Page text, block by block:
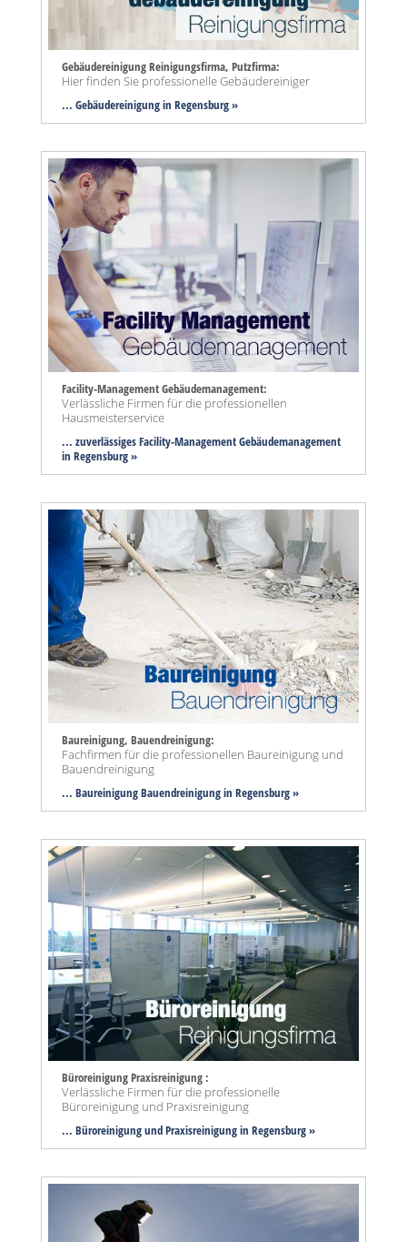
Gebäudereinigung Reinigungsfirma, Putzfirma:
Hier finden Sie professionelle Gebäudereiniger
... Gebäudereinigung in Regensburg »
Facility-Management Gebäudemanagement:
Verlässliche Firmen für die professionellen
Hausmeisterservice
... zuverlässiges Facility-Management Gebäudemanagement
in Regensburg »
Baureinigung, Bauendreinigung:
Fachfirmen für die professionellen Baureinigung und
Bauendreinigung
... Baureinigung Bauendreinigung in Regensburg »
Büroreinigung Praxisreinigung :
Verlässliche Firmen für die professionelle
Büroreinigung und Praxisreinigung
... Büroreinigung und Praxisreinigung in Regensburg »